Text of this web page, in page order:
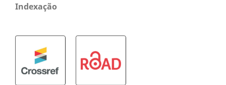
Indexação